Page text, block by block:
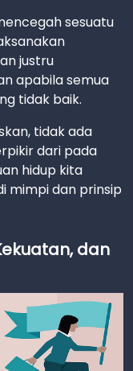
sesuatu
justru
apabila semua
tidak baik.
tidak ada
dari pada
hidup kita
mimpi dan prinsip
dan